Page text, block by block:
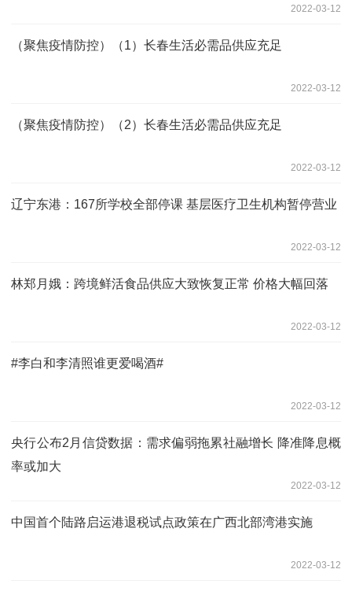
2022-03-12
（聚焦疫情防控）（1）长春生活必需品供应充足
2022-03-12
（聚焦疫情防控）（2）长春生活必需品供应充足
2022-03-12
辽宁东港：167所学校全部停课 基层医疗卫生机构暂停营业
2022-03-12
林郑月娥：跨境鲜活食品供应大致恢复正常 价格大幅回落
2022-03-12
#李白和李清照谁更爱喝酒#
2022-03-12
央行公布2月信贷数据：需求偏弱拖累社融增长 降准降息概
率或加大
2022-03-12
中国首个陆路启运港退税试点政策在广西北部湾港实施
2022-03-12